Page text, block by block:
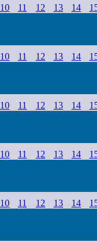
10 11 12 13 14
10 11 12 13 14
10 11 12 13 14
10 11 12 13 14
10 11 12 13 14